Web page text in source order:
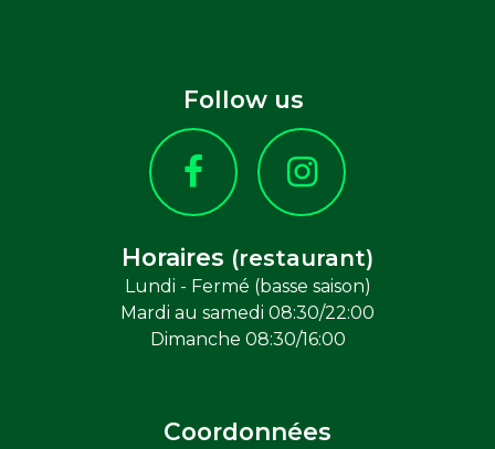
Follow us
Horaires (restaurant)
Lundi - Fermé (basse saison)
Mardi au samedi 08:30/22:00
Dimanche 08:30/16:00
Coordonnées